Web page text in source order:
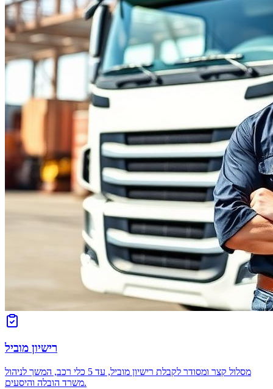
רישיון מוביל
מסלול קצר ומסודר לקבלת רישיון מוביל, עד 5 כלי רכב, המשך לניהול
משרד הובלה והיסעים.